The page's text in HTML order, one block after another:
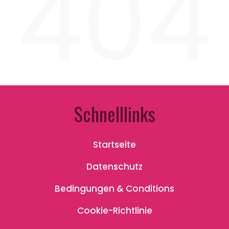
Schnelllinks
Startseite
Datenschutz
Bedingungen & Conditions
Cookie-Richtlinie